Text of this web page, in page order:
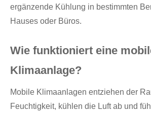
ergänzende Kühlung in bestimmten
Hauses oder Büros.
Wie funktioniert eine
Klimaanlage?
Mobile Klimaanlagen entziehen der
Feuchtigkeit, kühlen die Luft ab und